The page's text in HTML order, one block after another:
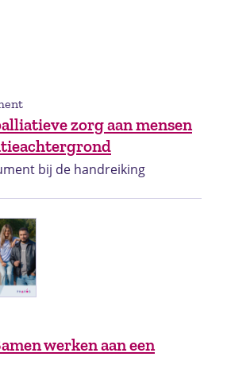
zorg aan mensen
bij de handreiking
werken aan een